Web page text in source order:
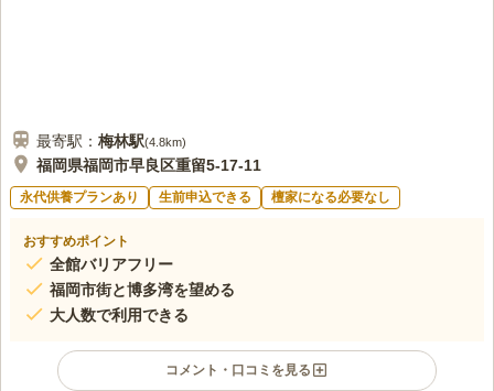
最寄駅： 梅林駅(4.8km)
福岡県福岡市早良区重留5-17-11
永代供養プランあり 生前申込できる 檀家になる必要なし
おすすめポイント
全館バリアフリー
福岡市街と博多湾を望める
大人数で利用できる
コメント・口コミを見る